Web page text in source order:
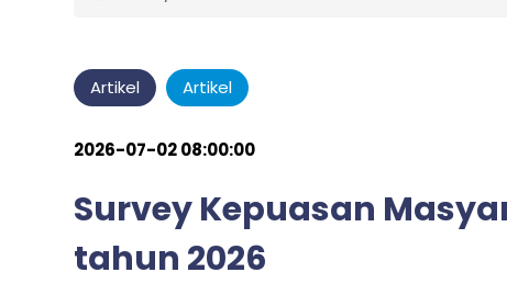
Artikel Artikel
2026-07-02 08:00:00
Survey Kepuasan
tahun 2026